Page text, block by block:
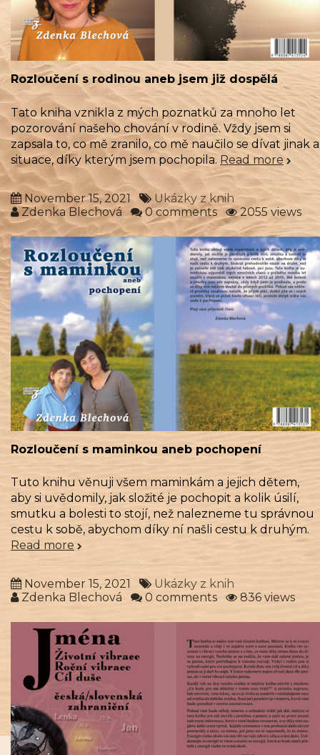
Rozloučení s rodinou aneb jsem již dospělá
Tato kniha vznikla z mých poznatků za mnoho let
pozorování našeho chování v rodině. Vždy jsem si
zapsala to, co mě zranilo, co mě naučilo se dívat jinak a
situace, díky kterým jsem pochopila. Read more
November 15, 2021
Ukázky z knih
Zdenka Blechová
0 comments 2055 views
Rozloučení s maminkou aneb pochopení
Tuto knihu věnuji všem maminkám a jejich dětem,
aby si uvědomily, jak složité je pochopit a kolik úsilí,
smutku a bolesti to stojí, než nalezneme tu správnou
cestu k sobě, abychom díky ní našli cestu k druhým.
Read more
November 15, 2021
Ukázky z knih
Zdenka Blechová
0 comments 836 views